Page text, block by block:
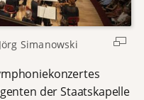
Simanowski
der Staatskapelle